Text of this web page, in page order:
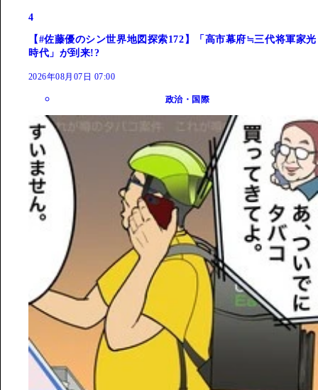
4
【#佐藤優のシン世界地図探索172】「高市幕府≒三代将軍家光
時代」が到来!?
2026年08月07日 07:00
政治・国際